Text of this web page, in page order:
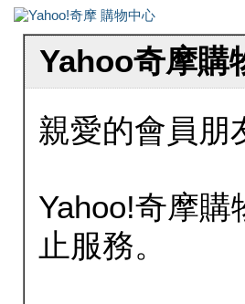
Yahoo奇摩購
親愛的會員朋
Yahoo!奇摩
止服務。